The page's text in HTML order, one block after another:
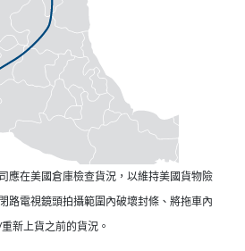
應在美國倉庫檢查貨況，以維持美國貨物險
路電視鏡頭拍攝範圍內破壞封條、將拖車內
新上貨之前的貨況。